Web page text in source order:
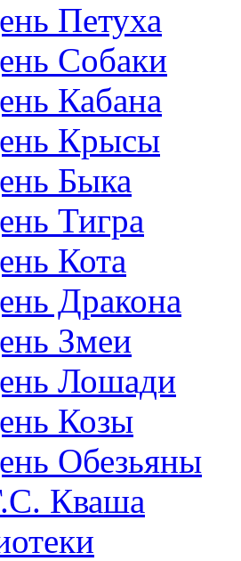
Петуха
Собаки
Кабана
Крысы
Быка
Тигра
Кота
Дракона
Змеи
Лошади
Козы
Обезьяны
Кваша